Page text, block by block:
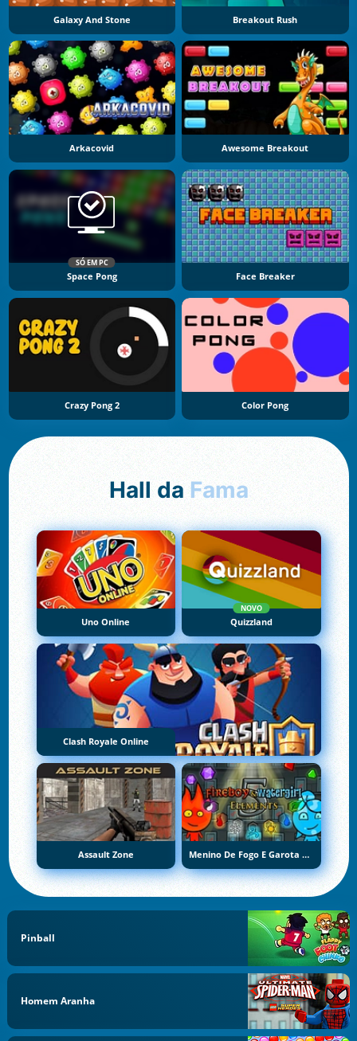
Galaxy And Stone Breakout Rush
Arkacovid Awesome Breakout
SÓ EM PC
Space Pong Face Breaker
Crazy Pong 2 Color Pong
Hall da Fama
Uno Online
NOVO
Quizzland
Clash Royale Online
Assault Zone Menino De Fogo E Garota De Água 5: Elementos
Pinball
Homem Aranha